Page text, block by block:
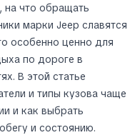
на что обращать
марки Jeep славятся
особенно ценно для
по дороге в
В этой статье
и типы кузова чаще
и как выбрать
и состоянию.